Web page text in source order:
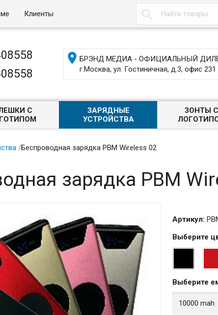
Клиенты 
БРЭНД МЕДИА - ОФИЦИАЛЬНЫЙ ДИЛЕР
г.Москва, ул. Гостиничная, д.3, офис
С
ЗАРЯДНЫЕ
УСТРОЙСТВА
ЗОНТЫ С
/Беспроводная зарядка PBM Wireless 02
зарядка PBM
Артикул:
Выберите
Выберите